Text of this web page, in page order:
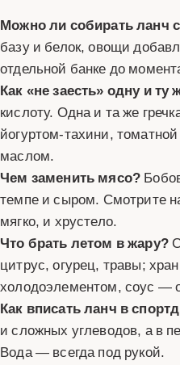
Можно ли собирать ланч
базу и белок, овощи
отдельной банке до
Как «не заесть» одну и ту
кислоту. Одна и та же
йогуртом-тахини,
маслом.
Чем заменить мясо?
темпе и сыром. Смотрите
мягко, и хрустело.
Что брать летом в жару?
цитрус, огурец, травы;
холодоэлементом, соус —
Как вписать ланч в
и сложных углеводов, а в
Вода — всегда под рукой.